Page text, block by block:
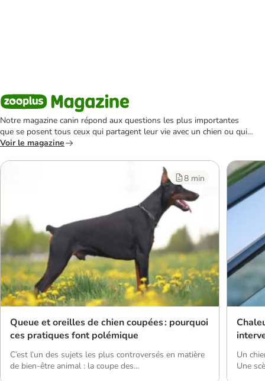
Notre magazine canin répond aux questions les plus importantes
que se posent tous ceux qui partagent leur vie avec un chien ou qui
envisagent d'en acquérir un.
Voir le magazine
8 min
Queue et oreilles de chien coupées : pourquoi
ces pratiques font polémique
C’est l’un des sujets les plus controversés en matière
de bien-être animal : la coupe des
Un
Une